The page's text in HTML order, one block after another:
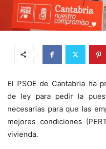
El PSOE de Cantabria ha
de ley para pedir la
necesarias para que las
mejores condiciones
vivienda.